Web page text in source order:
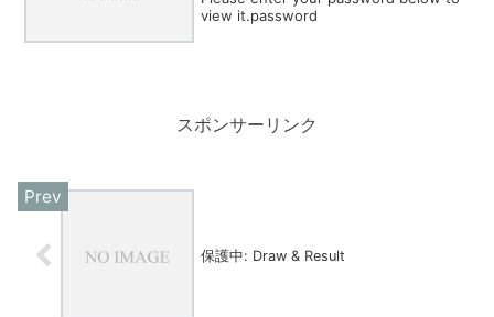
view it.password
スポンサーリンク
保護中: Draw & Result